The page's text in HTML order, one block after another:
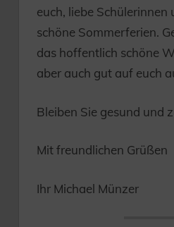
euch, liebe Schülerinnen
schöne Sommerferien.
das hoffentlich schöne
aber auch gut auf euch
Bleiben Sie gesund und
Mit freundlichen Grüßen
Ihr Michael Münzer